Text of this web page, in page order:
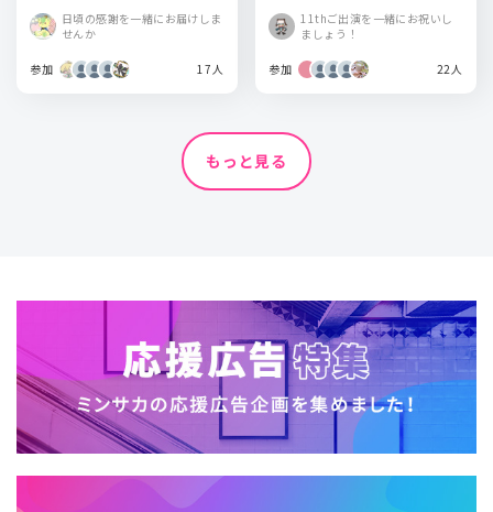
TOKYO
日頃の感謝を一緒にお届けしま
せんか
参加 17人
TOKYO
11thご出演を一緒にお祝いし
ましょう！
参加 22人
もっと見る